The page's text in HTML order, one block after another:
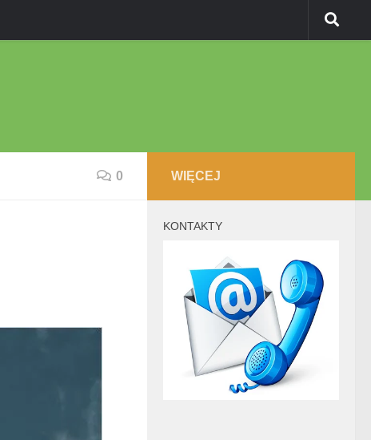
0 WIĘCEJ
KONTAKTY